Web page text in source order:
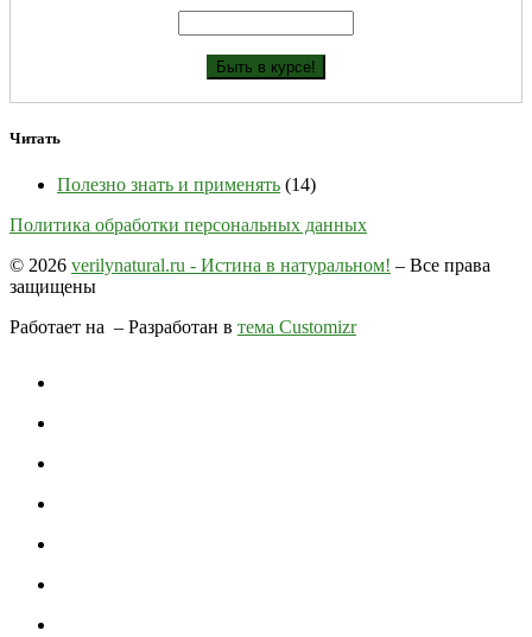
Читать
Полезно знать и применять (14)
Политика обработки персональных данных
© 2026 verilynatural.ru - Истина в натуральном! – Все права
защищены
Работает на – Разработан в тема Customizr